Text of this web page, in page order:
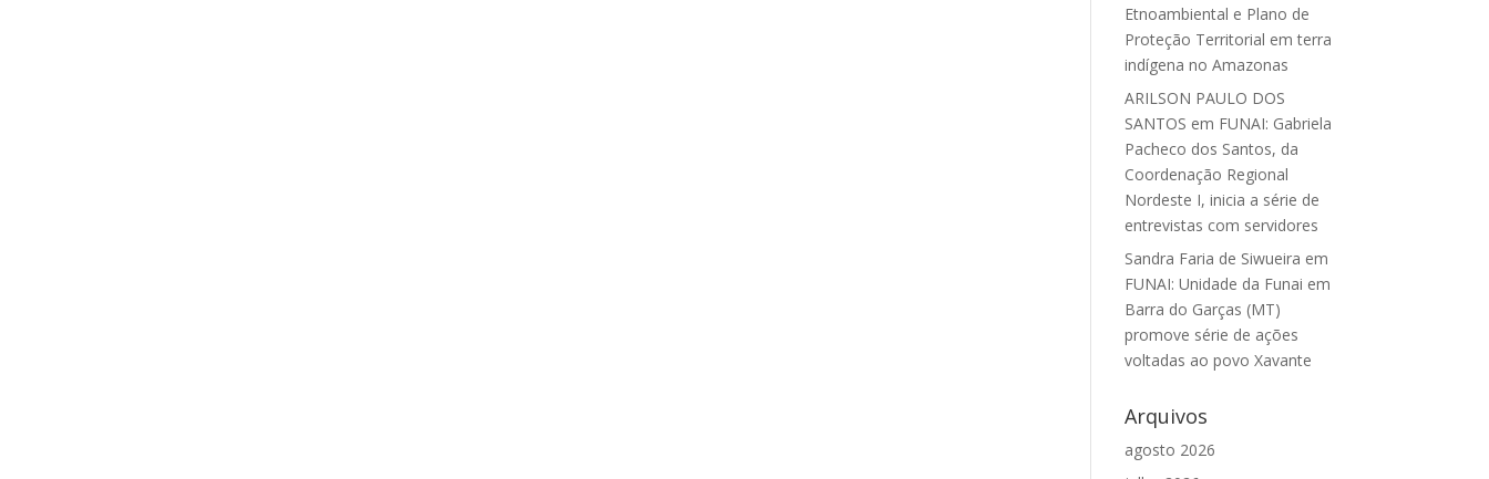
Etnoambiental e Plano de
Proteção Territorial em terra
indígena no Amazonas
ARILSON PAULO DOS
SANTOS em FUNAI: Gabriela
Pacheco dos Santos, da
Coordenação Regional
Nordeste I, inicia a série de
entrevistas com servidores
Sandra Faria de Siwueira em
FUNAI: Unidade da Funai em
Barra do Garças (MT)
promove série de ações
voltadas ao povo Xavante
Arquivos
agosto 2026